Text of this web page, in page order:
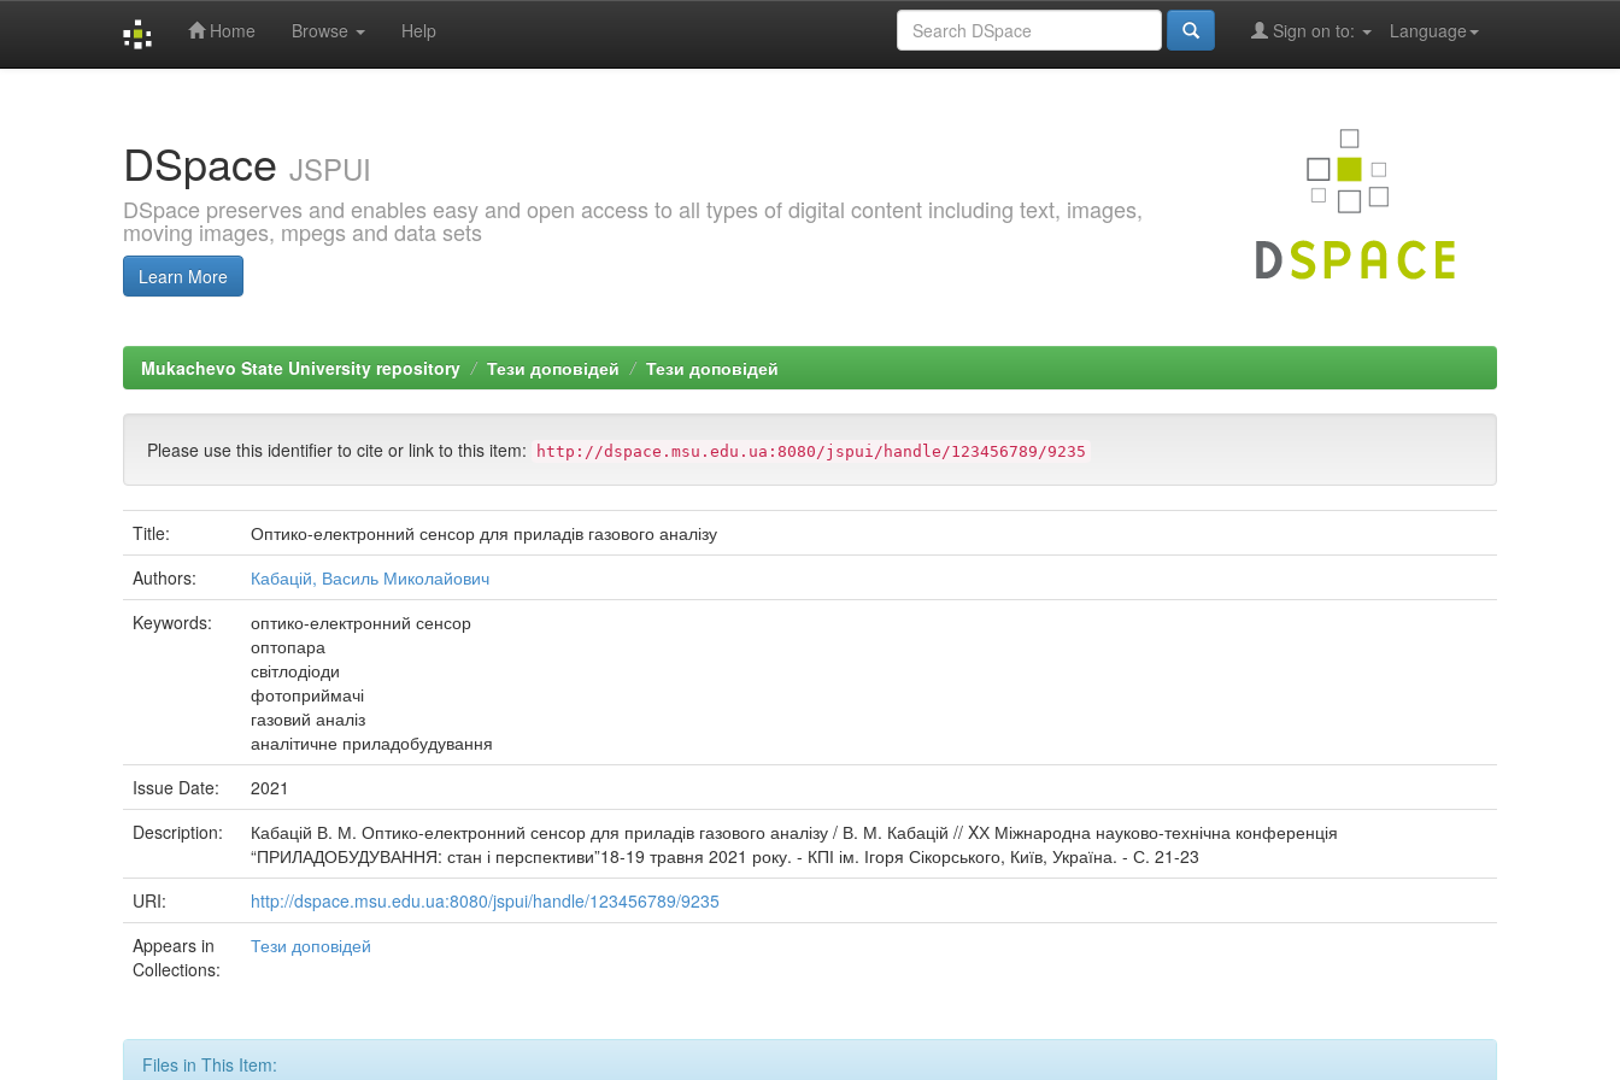
Home Browse Help Language
Sign on to:
DSpace JSPUI
DSpace preserves and enables easy and open access to all types of digital content including text, images,
moving images, mpegs and data sets
Learn More
Mukachevo State University repository Тези доповідей Тези доповідей
Please use this identifier to cite or link to this item: http://dspace.msu.edu.ua:8080/jspui/handle/123456789/9235
Title:
Оптико-електронний сенсор для приладів газового аналізу
Authors:
Кабацій, Василь Миколайович
Keywords:
оптико-електронний сенсор
оптопара
світлодіоди
фотоприймачі
газовий аналіз
аналітичне приладобудування
Issue Date:
2021
Description:
Кабацій В. М. Оптико-електронний сенсор для приладів газового аналізу / В. М. Кабацій // XХ Міжнародна науково-технічна конференція
“ПРИЛАДОБУДУВАННЯ: стан і перспективи”18-19 травня 2021 року. - КПІ ім. Ігоря Сікорського, Київ, Україна. - С. 21-23
URI:
http://dspace.msu.edu.ua:8080/jspui/handle/123456789/9235
Appears in
Collections:
Тези доповідей
Files in This Item: